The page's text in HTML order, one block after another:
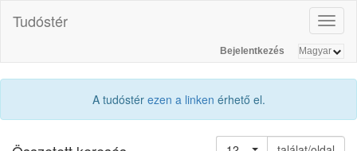
Tudóstér
Bejelentkezés
A tudóstér ezen a linken érhető el.